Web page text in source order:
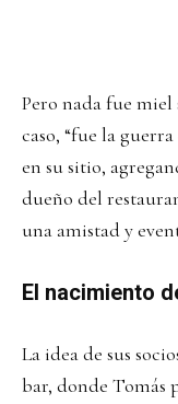
Pero nada fue miel
caso, “fue la
en su sitio,
dueño del
una amistad y
El nacimiento
La idea de sus
bar, donde Tomás